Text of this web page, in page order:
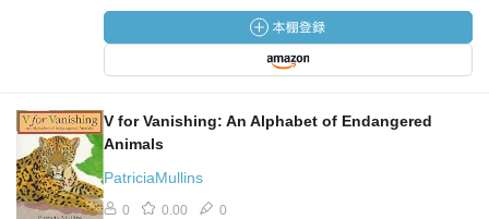
V for Vanishing: An Alphabet of Endangered
Animals
PatriciaMullins
0 0.00 0